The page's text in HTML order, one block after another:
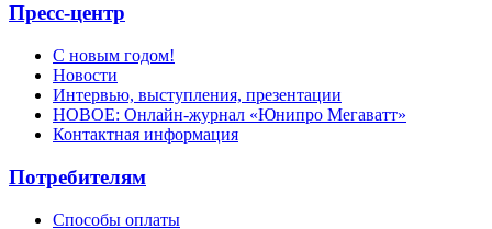
Пресс-центр
С новым годом!
Новости
Интервью, выступления, презентации
НОВОЕ: Онлайн-журнал «Юнипро Мегаватт»
Контактная информация
Потребителям
Способы оплаты